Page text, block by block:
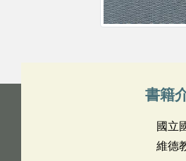
書籍
國立
維德